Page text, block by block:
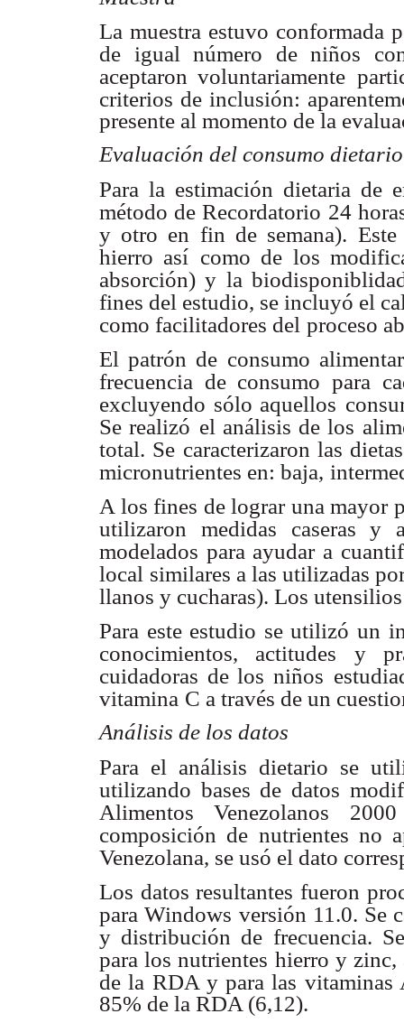
La muestra estuvo conformada
de igual número de niños
aceptaron voluntariamente
criterios de inclusión:
presente al momento de la
Evaluación del consumo dietario
Para la estimación dietaria de
método de Recordatorio 24
y otro en fin de semana).
hierro así como de los
absorción) y la
fines del estudio, se incluyó el
como facilitadores del proceso
El patrón de consumo
frecuencia de consumo para
excluyendo sólo aquellos
Se realizó el análisis de los
total. Se caracterizaron las
micronutrientes en: baja,
A los fines de lograr una mayor
utilizaron medidas caseras y
modelados para ayudar a
local similares a las utilizadas
llanos y cucharas). Los
Para este estudio se utilizó un
conocimientos, actitudes y
cuidadoras de los niños
vitamina C a través de un
Análisis de los datos
Para el análisis dietario se
utilizando bases de datos
Alimentos Venezolanos 2000
composición de nutrientes no
Venezolana, se usó el dato
Los datos resultantes fueron
para Windows versión 11.0. Se
y distribución de frecuencia.
para los nutrientes hierro y zinc,
de la RDA y para las vitaminas
85% de la RDA (6,12).